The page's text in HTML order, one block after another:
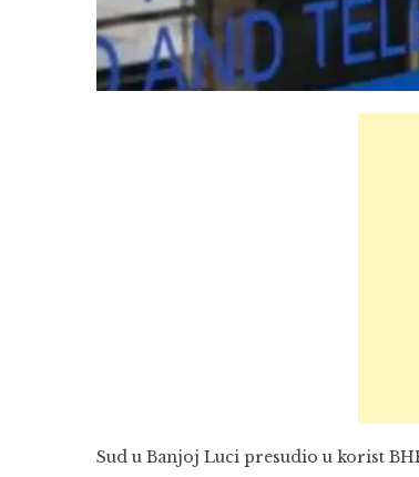
Sud u Banjoj Luci presudio u korist